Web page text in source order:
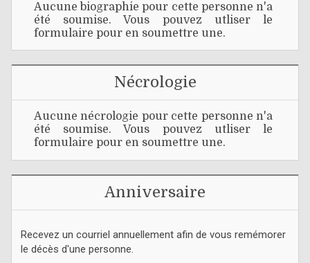
Aucune biographie pour cette personne n'a
été soumise. Vous pouvez utliser le
formulaire pour en soumettre une.
Nécrologie
Aucune nécrologie pour cette personne n'a
été soumise. Vous pouvez utliser le
formulaire pour en soumettre une.
Anniversaire
Recevez un courriel annuellement afin de vous remémorer
le décès d'une personne.